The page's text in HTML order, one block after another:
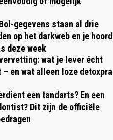
gegevens staan al drie
op het darkweb en je
deze week
wat je lever écht
– en wat alleen loze
een tandarts? En een
Dit zijn de officiële